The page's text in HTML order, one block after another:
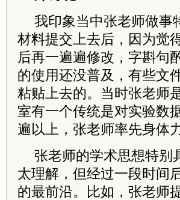
我印象当中张老师做事
材料提交上去后，因为觉
后再一遍遍修改，字斟句
的使用还没普及，有些文
粘贴上去的。当时张老师
室有一个传统是对实验数
遍以上，张老师率先身体
张老师的学术思想特别
太理解，但经过一段时间
的最前沿。比如，张老师